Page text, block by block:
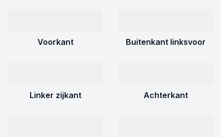
Voorkant Buitenkant linksvoor
Linker zijkant Achterkant